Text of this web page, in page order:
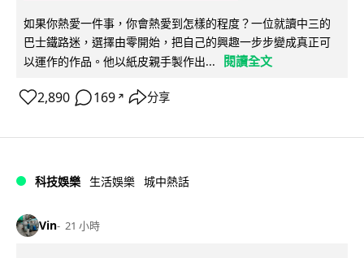
如果你熱愛一件事，你會熱愛到怎樣的程度？一位就讀中三的
巴士鐵路迷，選擇由零開始，把自己的興趣一步步變成真正可
以運作的作品。他以紙皮親手製作出...
閱讀全文
2,890 169 ↗ 分享
科技娛樂 生活娛樂 城中熱話
Vin 21 小時